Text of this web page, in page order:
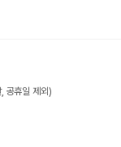
공휴일 제외)